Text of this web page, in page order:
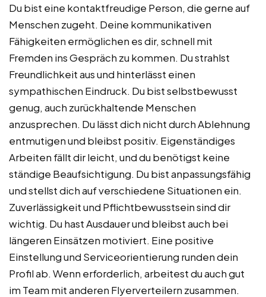
Du bist eine kontaktfreudige Person, die gerne auf
Menschen zugeht. Deine kommunikativen
Fähigkeiten ermöglichen es dir, schnell mit
Fremden ins Gespräch zu kommen. Du strahlst
Freundlichkeit aus und hinterlässt einen
sympathischen Eindruck. Du bist selbstbewusst
genug, auch zurückhaltende Menschen
anzusprechen. Du lässt dich nicht durch Ablehnung
entmutigen und bleibst positiv. Eigenständiges
Arbeiten fällt dir leicht, und du benötigst keine
ständige Beaufsichtigung. Du bist anpassungsfähig
und stellst dich auf verschiedene Situationen ein.
Zuverlässigkeit und Pflichtbewusstsein sind dir
wichtig. Du hast Ausdauer und bleibst auch bei
längeren Einsätzen motiviert. Eine positive
Einstellung und Serviceorientierung runden dein
Profil ab. Wenn erforderlich, arbeitest du auch gut
im Team mit anderen Flyerverteilern zusammen.